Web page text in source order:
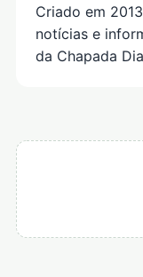
Criado em
notícias e
da Chapada